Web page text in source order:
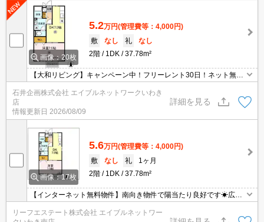
画像：20枚
5.2万円(管理費等：4,000円)
敷
なし 礼
なし
2階
1DK 37.78m²
【大和リビング】キャンペーン中！フリーレント30日！ネット無
料！駐車場1台無料！物置付き！ローソンいわき平北白土店まで徒
歩4分！鮮場いわき平店まで徒歩9分！
石井企画株式会社 エイブルネットワークいわき
店
情報更新日 2026/08/09
詳細を見る
画像：17枚
5.6万円(管理費等：4,000円)
敷
なし 礼
1ヶ月
2階
1DK 37.78m²
【インターネット無料物件】南向き物件で陽当たり良好です☀広々
とした１DK物件です♪
リーフエステート株式会社 エイブルネットワー